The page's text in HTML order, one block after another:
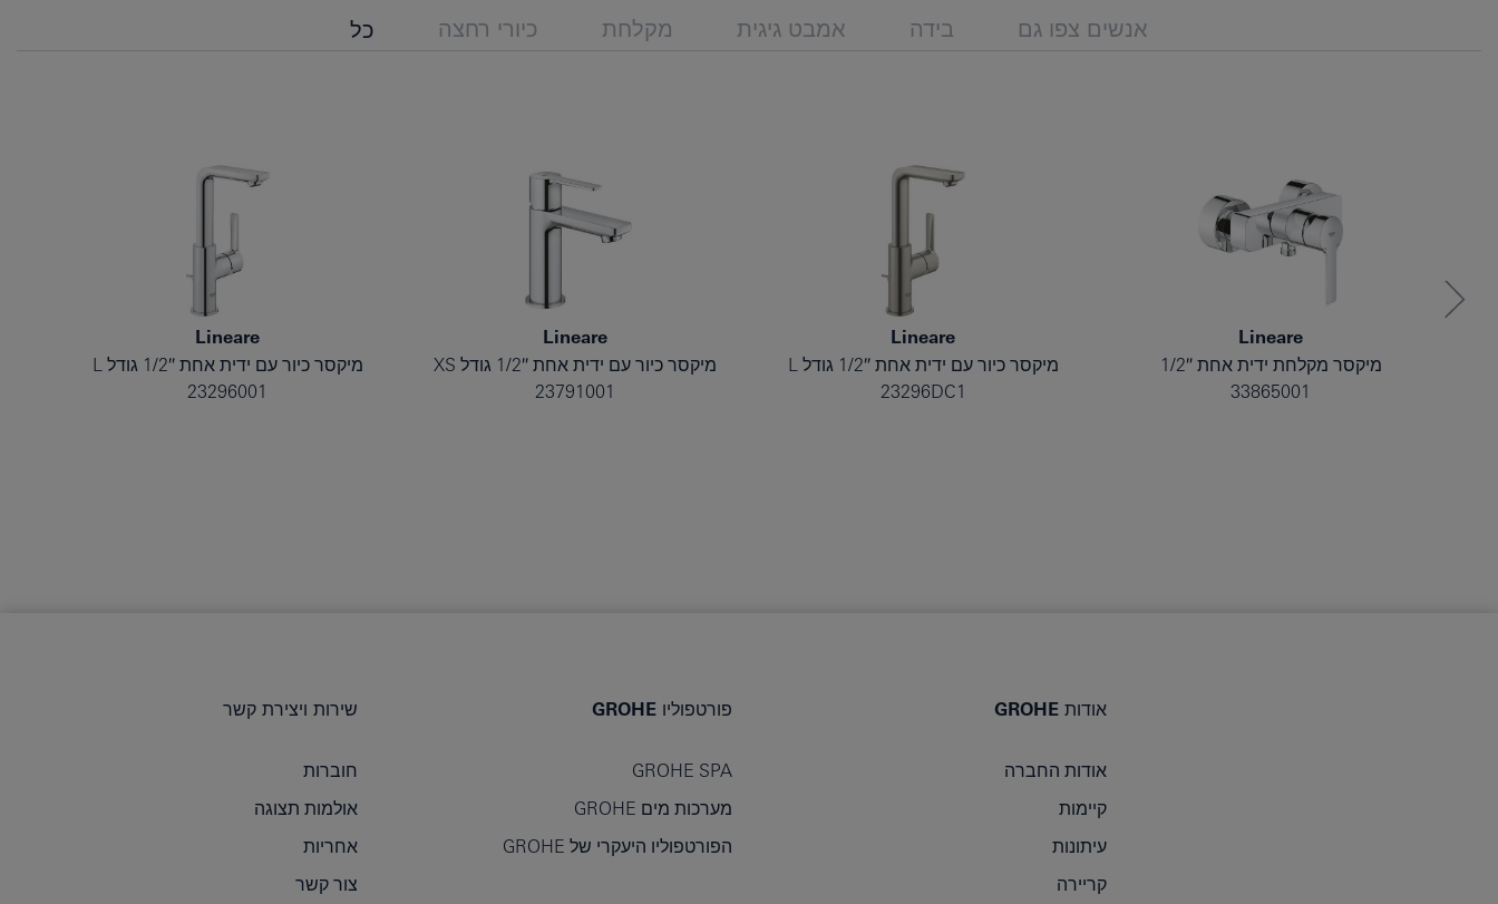
כל כיורי רחצה מקלחת אמבט גיגית בידה אנשים צפו גם
Lineare
מיקסר כיור עם ידית אחת 1/2″ גודל L
23296001
Lineare
מיקסר כיור עם ידית אחת 1/2″ גודל XS
23791001
Lineare
מיקסר כיור עם ידית אחת 1/2″ גודל L
23296DC1
Lineare
מיקסר מקלחת ידית אחת 1/2″
33865001
שירות ויצירת קשר
חוברות
אולמות תצוגה
אחריות
צור קשר
פורטפוליו GROHE
GROHE SPA
מערכות מים GROHE
הפורטפוליו היעקרי של GROHE
אודות GROHE
אודות החברה
קיימות
עיתונות
קריירה